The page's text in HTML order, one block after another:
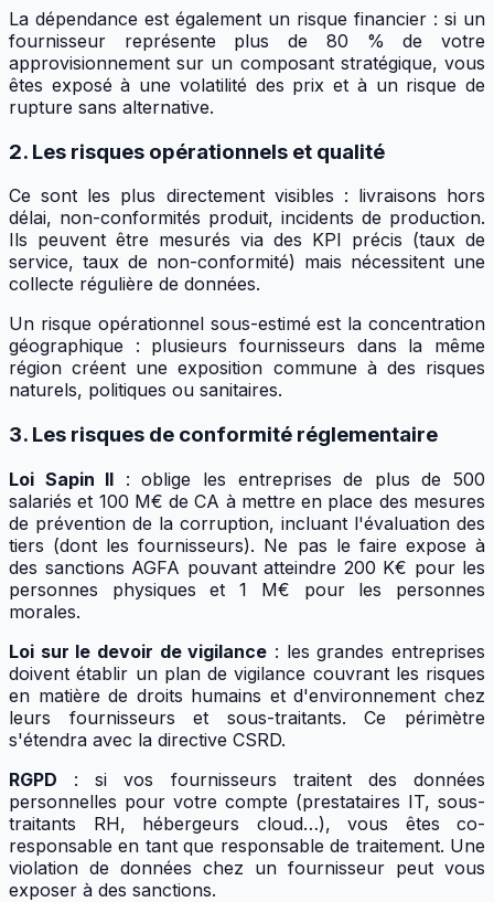
La dépendance est également un risque financier : si un
fournisseur représente plus de 80 % de votre
approvisionnement sur un composant stratégique, vous
êtes exposé à une volatilité des prix et à un risque de
rupture sans alternative.
2. Les risques opérationnels et qualité
Ce sont les plus directement visibles : livraisons hors
délai, non-conformités produit, incidents de production.
Ils peuvent être mesurés via des KPI précis (taux de
service, taux de non-conformité) mais nécessitent une
collecte régulière de données.
Un risque opérationnel sous-estimé est la concentration
géographique : plusieurs fournisseurs dans la même
région créent une exposition commune à des risques
naturels, politiques ou sanitaires.
3. Les risques de conformité réglementaire
Loi Sapin II : oblige les entreprises de plus de 500
salariés et 100 M€ de CA à mettre en place des mesures
de prévention de la corruption, incluant l'évaluation des
tiers (dont les fournisseurs). Ne pas le faire expose à
des sanctions AGFA pouvant atteindre 200 K€ pour les
personnes physiques et 1 M€ pour les personnes
morales.
Loi sur le devoir de vigilance : les grandes entreprises
doivent établir un plan de vigilance couvrant les risques
en matière de droits humains et d'environnement chez
leurs fournisseurs et sous-traitants. Ce périmètre
s'étendra avec la directive CSRD.
RGPD : si vos fournisseurs traitent des données
personnelles pour votre compte (prestataires IT, sous-
traitants RH, hébergeurs cloud…), vous êtes co-
responsable en tant que responsable de traitement. Une
violation de données chez un fournisseur peut vous
exposer à des sanctions.